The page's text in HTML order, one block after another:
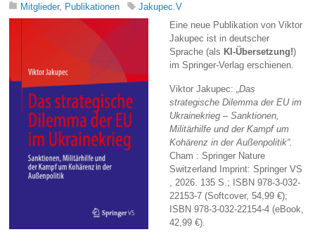
Mitglieder, Publikationen
Jakupec.V
Eine neue Publikation von Viktor
Jakupec ist in deutscher
Sprache (als KI-Übersetzung!)
im Springer-Verlag erschienen.
Viktor Jakupec:„Das
strategische Dilemma der EU im
Ukrainekrieg – Sanktionen,
Militärhilfe und der Kampf um
Kohärenz in der Außenpolitik“.
Cham : Springer Nature
Switzerland Imprint: Springer VS
, 2026. 135 S.; ISBN 978-3-032-
22153-7 (Softcover, 54,99 €);
ISBN 978-3-032-22154-4 (eBook,
42,99 €).